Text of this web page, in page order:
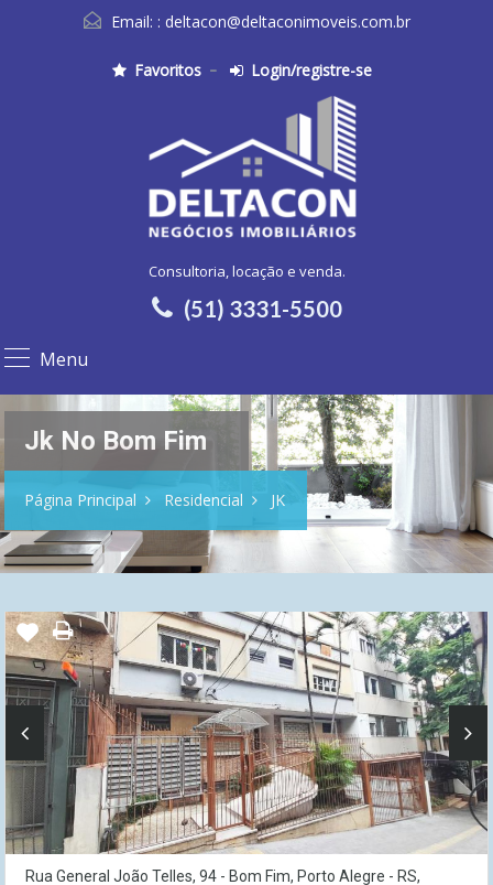
Email: : deltacon@deltaconimoveis.com.br
Favoritos Login/registre-se
Consultoria, locação e venda.
(51) 3331-5500
Menu
Jk No Bom Fim
Página Principal Residencial JK
Rua General João Telles, 94 - Bom Fim, Porto Alegre - RS,